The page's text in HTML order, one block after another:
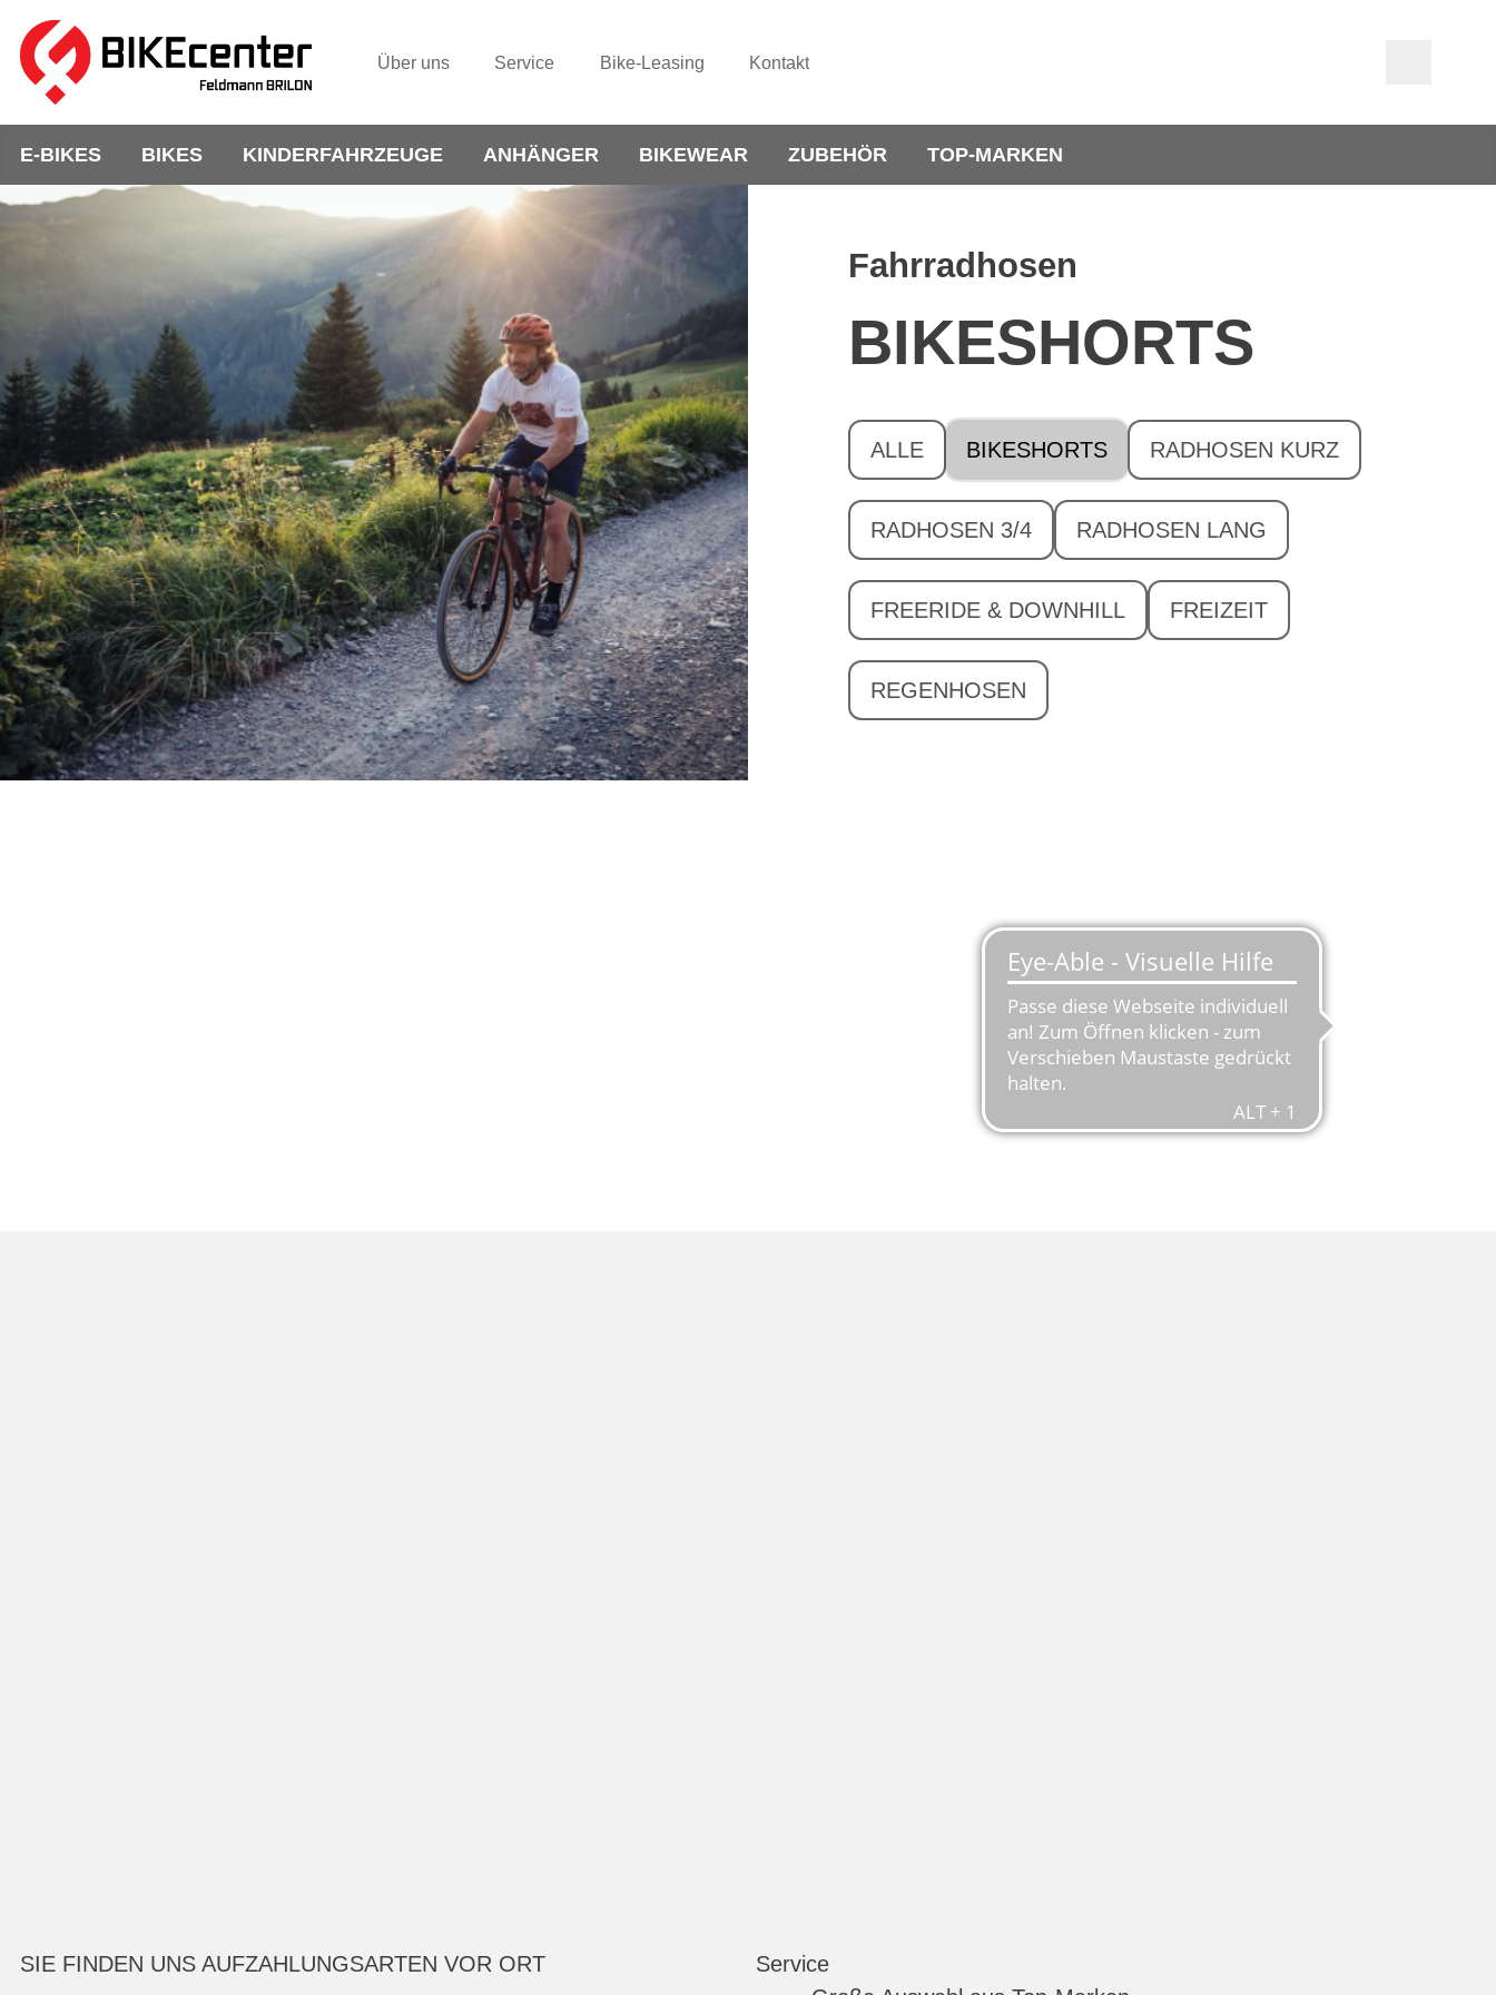
Über uns Service Bike-Leasing Kontakt
E-BIKES BIKES KINDERFAHRZEUGE ANHÄNGER BIKEWEAR ZUBEHÖR TOP-MARKEN
Fahrradhosen
BIKESHORTS
ALLE BIKESHORTS RADHOSEN KURZ
RADHOSEN 3/4 RADHOSEN LANG
FREERIDE & DOWNHILL FREIZEIT
REGENHOSEN
SIE FINDEN UNS AUFZAHLUNGSARTEN VOR ORT
Service